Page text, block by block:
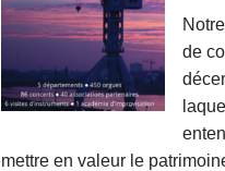
de
mettre en valeur le